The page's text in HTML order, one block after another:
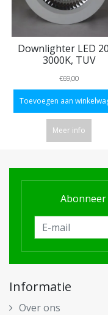
Downlighter LED
3000K, TUV
€69,00
Toevoegen aan
Meer info
Informatie
Over ons